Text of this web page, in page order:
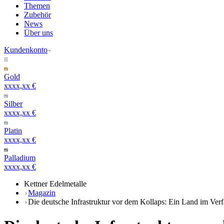
Themen
Zubehör
News
Über uns
Kundenkonto
Gold
xxxx,xx €
Silber
xxxx,xx €
Platin
xxxx,xx €
Palladium
xxxx,xx €
Kettner Edelmetalle
Magazin
Die deutsche Infrastruktur vor dem Kollaps: Ein Land im